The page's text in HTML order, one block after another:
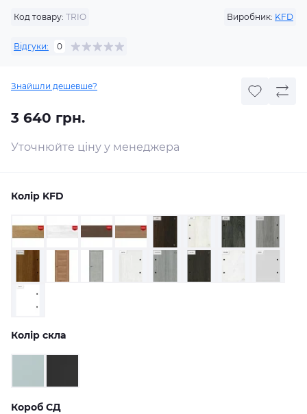
Код товару: TRIO Виробник: KFD
Відгуки: 0
Знайшли дешевше?
3 640 грн.
Уточнюйте ціну у менеджера
Колір KFD
Колір скла
Короб СД